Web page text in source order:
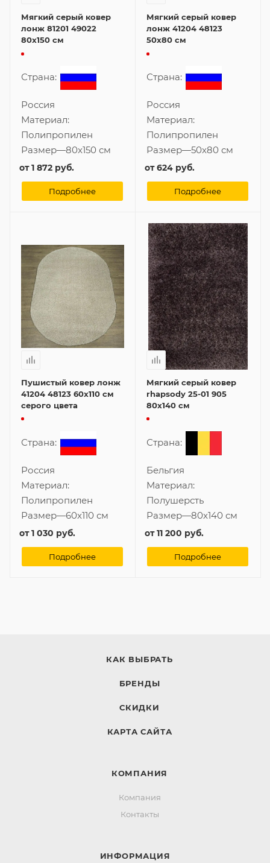
Мягкий серый ковер
лонж 81201 49022
80x150 см
Страна:
Россия
Материал:
Полипропилен
Размер—80x150 см
от1 872 руб.
Подробнее
Мягкий серый ковер
лонж 41204 48123
50x80 см
Страна:
Россия
Материал:
Полипропилен
Размер—50x80 см
от624 руб.
Подробнее
Пушистый ковер лонж
41204 48123 60x110 см
серого цвета
Страна:
Россия
Материал:
Полипропилен
Размер—60x110 см
от1 030 руб.
Подробнее
Мягкий серый ковер
rhapsody 25-01 905
80x140 см
Страна:
Бельгия
Материал:
Полушерсть
Размер—80x140 см
от11 200 руб.
Подробнее
КАК ВЫБРАТЬ
БРЕНДЫ
СКИДКИ
КАРТА САЙТА
КОМПАНИЯ
Компания
Контакты
ИНФОРМАЦИЯ